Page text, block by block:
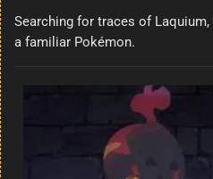
Searching for traces of
a familiar Pokémon.